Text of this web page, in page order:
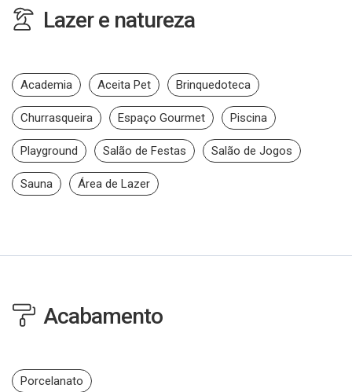
Lazer e natureza
Academia Aceita Pet Brinquedoteca
Churrasqueira Espaço Gourmet Piscina
Playground Salão de Festas Salão de Jogos
Sauna Área de Lazer
Acabamento
Porcelanato